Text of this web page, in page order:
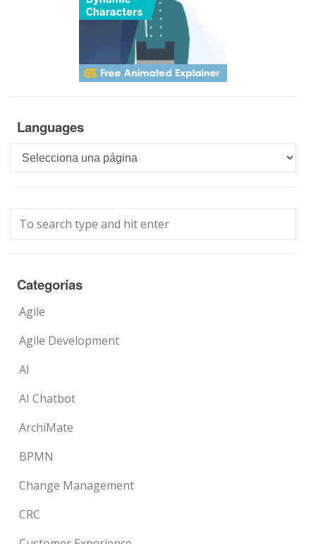
Languages
Languages
Categorías
Agile
Agile Development
AI
AI Chatbot
ArchiMate
BPMN
Change Management
CRC